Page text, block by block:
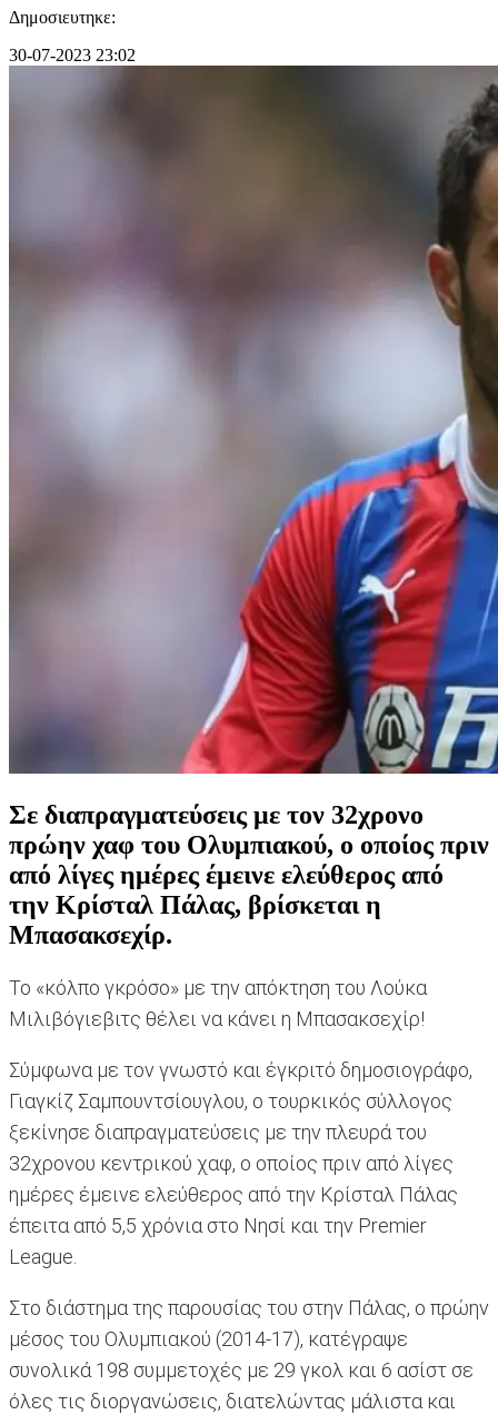
Δημοσιευτηκε:
30-07-2023 23:02
Σε διαπραγματεύσεις με τον 32χρονο
πρώην χαφ του Ολυμπιακού, ο οποίος πριν
από λίγες ημέρες έμεινε ελεύθερος από
την Κρίσταλ Πάλας, βρίσκεται η
Μπασακσεχίρ.
Το «κόλπο γκρόσο» με την απόκτηση του Λούκα
Μιλιβόγιεβιτς θέλει να κάνει η Μπασακσεχίρ!
Σύμφωνα με τον γνωστό και έγκριτό δημοσιογράφο,
Γιαγκίζ Σαμπουντσίουγλου, ο τουρκικός σύλλογος
ξεκίνησε διαπραγματεύσεις με την πλευρά του
32χρονου κεντρικού χαφ, ο οποίος πριν από λίγες
ημέρες έμεινε ελεύθερος από την Κρίσταλ Πάλας
έπειτα από 5,5 χρόνια στο Νησί και την Premier
League.
Στο διάστημα της παρουσίας του στην Πάλας, ο πρώην
μέσος του Ολυμπιακού (2014-17), κατέγραψε
συνολικά 198 συμμετοχές με 29 γκολ και 6 ασίστ σε
όλες τις διοργανώσεις, διατελώντας μάλιστα και